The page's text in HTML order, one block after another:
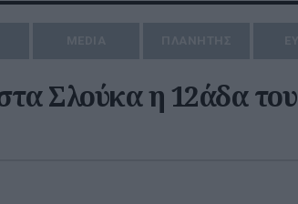
Σλούκα η 12άδα του